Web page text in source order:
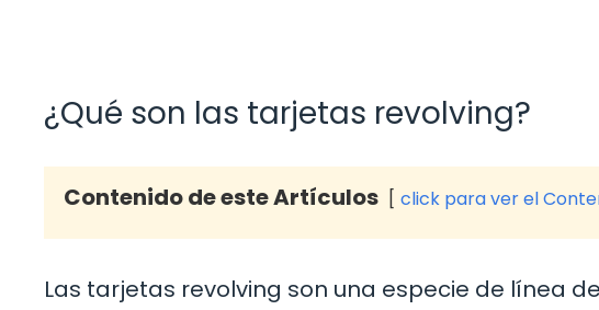
¿Qué son las tarjetas revolving?
Contenido de este Artículos click para ver el
Las tarjetas revolving son una especie de línea